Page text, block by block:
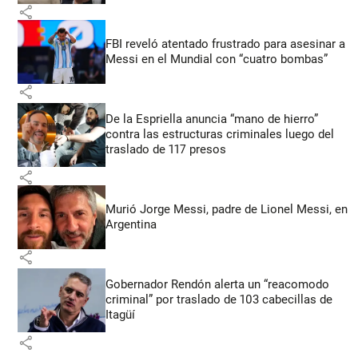
share
FBI reveló atentado frustrado para asesinar a
Messi en el Mundial con “cuatro bombas”
share
De la Espriella anuncia “mano de hierro”
contra las estructuras criminales luego del
traslado de 117 presos
share
Murió Jorge Messi, padre de Lionel Messi, en
Argentina
share
Gobernador Rendón alerta un “reacomodo
criminal” por traslado de 103 cabecillas de
Itagüí
share